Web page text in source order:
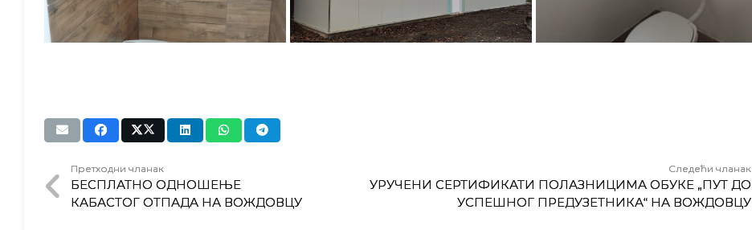
Претходни чланак
БЕСПЛАТНО ОДНОШЕЊЕ
КАБАСТОГ ОТПАДА НА ВОЖДОВЦУ
Следећи чланак
УРУЧЕНИ СЕРТИФИКАТИ ПОЛАЗНИЦИМА ОБУКЕ „ПУТ ДО
УСПЕШНОГ ПРЕДУЗЕТНИКА“ НА ВОЖДОВЦУ